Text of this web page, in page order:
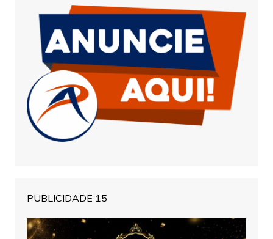
PUBLICIDADE 15